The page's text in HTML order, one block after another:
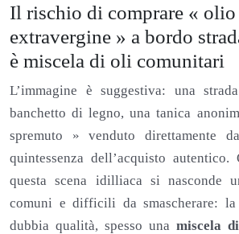
Il rischio di comprare « olio
extravergine » a bordo
è miscela di oli comunitari
L’immagine è suggestiva: una
banchetto di legno, una tanica
spremuto » venduto direttamente
quintessenza dell’acquisto
questa scena idilliaca si nasconde
comuni e difficili da smascherare:
dubbia qualità, spesso una miscela